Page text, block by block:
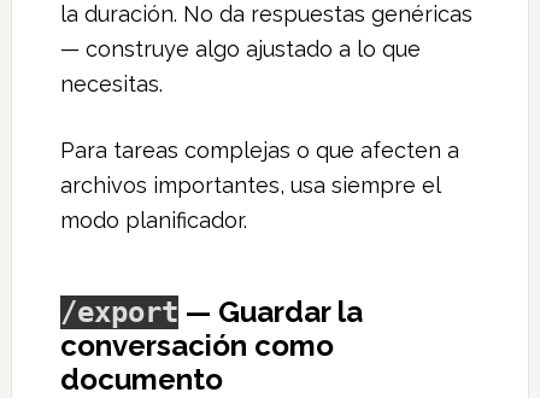
la duración. No da respuestas genéricas
— construye algo ajustado a lo que
necesitas.
Para tareas complejas o que afecten a
archivos importantes, usa siempre el
modo planificador.
/export — Guardar la
conversación como
documento